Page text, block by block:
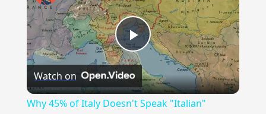
Play
Video
Watch on
Why 45% of Italy Doesn't Speak "Italian"